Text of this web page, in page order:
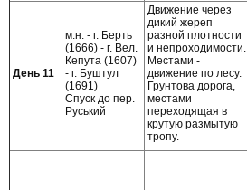
День 11
м.н. - г. Берть
(1666) - г. Вел.
Кепута (1607)
- г. Буштул
(1691)
Спуск до пер.
Руський
Движение через
дикий жереп
разной плотности
и непроходимости.
Местами -
движение по лесу.
Грунтова дорога,
местами
переходящая в
крутую размытую
тропу.